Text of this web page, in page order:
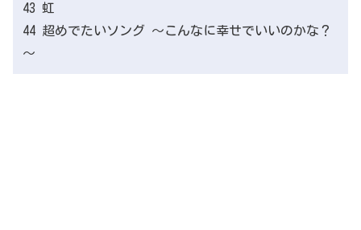
43 虹
44 超めでたいソング ～こんなに幸せでいいのかな？
～